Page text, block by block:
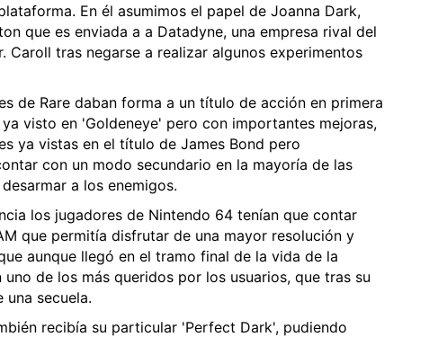
En él asumimos el papel de Joanna Dark,
que es enviada a a Datadyne, una empresa rival del
Caroll tras negarse a realizar algunos experimentos
de Rare daban forma a un título de acción en primera
visto en 'Goldeneye' pero con importantes mejoras,
ya vistas en el título de James Bond pero
con un modo secundario en la mayoría de las
a los enemigos.
los jugadores de Nintendo 64 tenían que contar
que permitía disfrutar de una mayor resolución y
aunque llegó en el tramo final de la vida de la
de los más queridos por los usuarios, que tras su
secuela.
recibía su particular 'Perfect Dark', pudiendo